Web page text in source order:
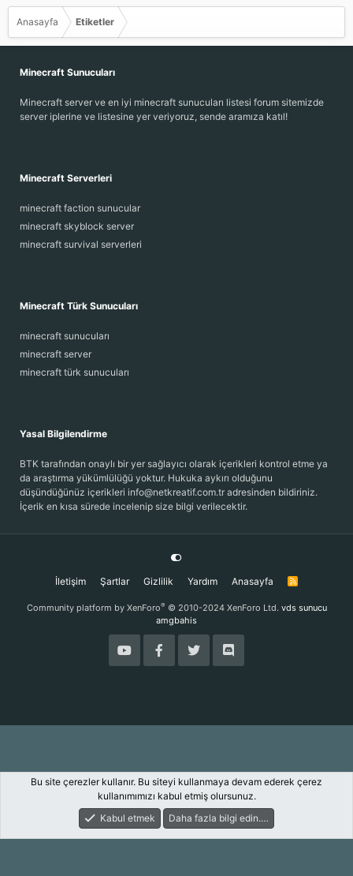
Anasayfa Etiketler
Minecraft Sunucuları
Minecraft server ve en iyi minecraft sunucuları listesi forum sitemizde
server iplerine ve listesine yer veriyoruz, sende aramıza katıl!
Minecraft Serverleri
minecraft faction sunucular
minecraft skyblock server
minecraft survival serverleri
Minecraft Türk Sunucuları
minecraft sunucuları
minecraft server
minecraft türk sunucuları
Yasal Bilgilendirme
BTK tarafından onaylı bir yer sağlayıcı olarak içerikleri kontrol etme ya
da araştırma yükümlülüğü yoktur. Hukuka aykırı olduğunu
düşündüğünüz içerikleri info@netkreatif.com.tr adresinden bildiriniz.
İçerik en kısa sürede incelenip size bilgi verilecektir.
İletişim Şartlar Gizlilik Yardım Anasayfa
R
Community platform by XenForo® © 2010-2024 XenForo Ltd. vds sunucu
amgbahis
Keşfet Giriş Yap Kayıt Ol
Bu site çerezler kullanır. Bu siteyi kullanmaya devam ederek çerez
kullanımımızı kabul etmiş olursunuz.
Kabul etmek
Daha fazla bilgi edin.…